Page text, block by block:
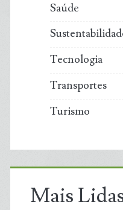
Saúde
Tecnologia
Transportes
Turismo
Mais